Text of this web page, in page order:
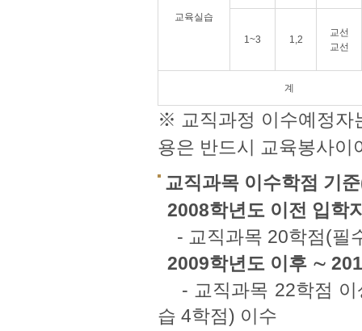
교육실습
1~3 1,2
교선
교선
계
※ 교직과정 이수예정자
용은 반드시 교육봉사이
교직과목 이수학점 기
2008학년도 이전 입학
- 교직과목 20학점(필
2009학년도 이후 ∼
- 교직과목 22학점 이
습 4학점) 이수